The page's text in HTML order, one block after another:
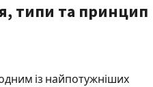
типи та принцип
із найпотужніших